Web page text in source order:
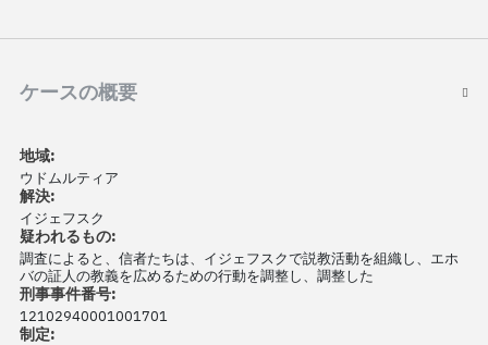
ケースの概要
地域:
ウドムルティア
解決:
イジェフスク
疑われるもの:
調査によると、信者たちは、イジェフスクで説教活動を組織し、エホ
バの証人の教義を広めるための行動を調整し、調整した
刑事事件番号:
12102940001001701
制定: